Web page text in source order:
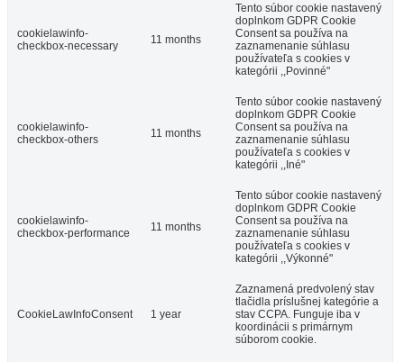
cookielawinfo-
checkbox-necessary
11 months
Tento súbor cookie nastavený
doplnkom GDPR Cookie
Consent sa používa na
zaznamenanie súhlasu
používateľa s cookies v
kategórii ,,Povinné"
cookielawinfo-
checkbox-others
11 months
Tento súbor cookie nastavený
doplnkom GDPR Cookie
Consent sa používa na
zaznamenanie súhlasu
používateľa s cookies v
kategórii ,,Iné"
cookielawinfo-
checkbox-performance
11 months
Tento súbor cookie nastavený
doplnkom GDPR Cookie
Consent sa používa na
zaznamenanie súhlasu
používateľa s cookies v
kategórii ,,Výkonné"
CookieLawInfoConsent 1 year
Zaznamená predvolený stav
tlačidla príslušnej kategórie a
stav CCPA. Funguje iba v
koordinácii s primárnym
súborom cookie.